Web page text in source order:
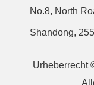
No.8, North
Shandong,
Urheberrecht